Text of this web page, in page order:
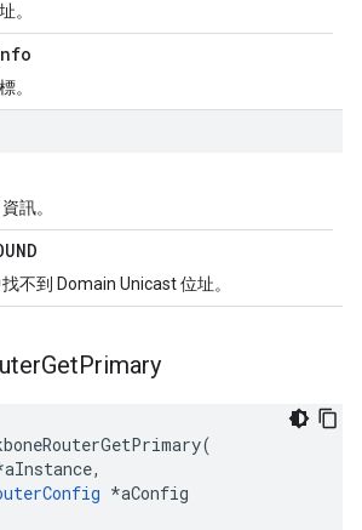
。
。
訊。
不到 Domain Unicast 位址。
GetPrimary
(
aInstance,
*aConfig